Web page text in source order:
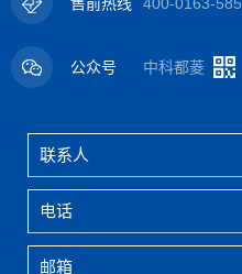
公众号 中科都菱